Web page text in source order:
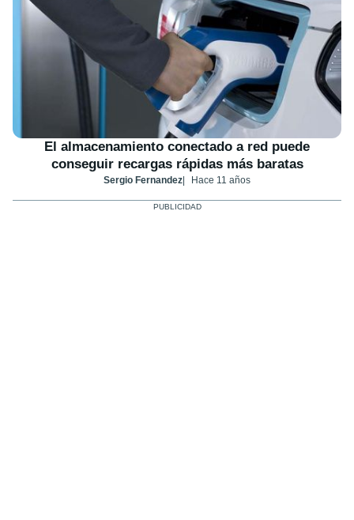
El almacenamiento conectado a red puede
conseguir recargas rápidas más baratas
Sergio Fernandez Hace 11 años